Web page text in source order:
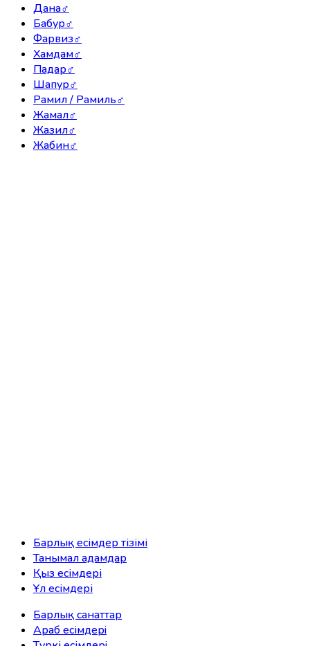
Дана♂
Бабур♂
Фарвиз♂
Хамдам♂
Падар♂
Шапур♂
Рамил / Рамиль♂
Жамал♂
Жазил♂
Жабин♂
Барлық есімдер тізімі
Танымал адамдар
Қыз есімдері
Ұл есімдері
Барлық санаттар
Араб есімдерi